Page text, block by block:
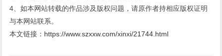
4、如本网站转载的作品涉及版权问题，请原作者持相应版权证明
与本网站联系。
本文链接： https://www.szxxw.com/xinxi/21744.html